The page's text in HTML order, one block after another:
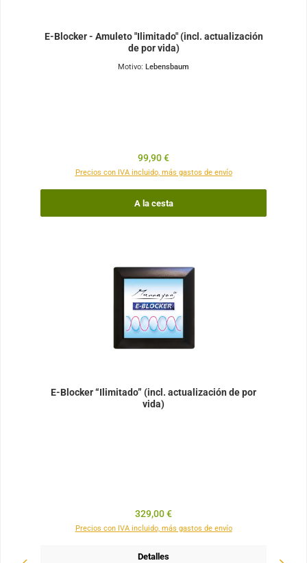
E-Blocker - Amuleto "Ilimitado" (incl. actualización
de por vida)
Motivo: Lebensbaum
Precio normal:
99,90 €
Precios con IVA incluido, más gastos de envío
A la cesta
E-Blocker “Ilimitado” (incl. actualización de por
vida)
Precio normal:
329,00 €
Precios con IVA incluido, más gastos de envío
Detalles